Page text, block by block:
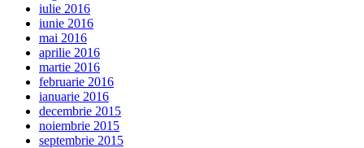
iulie 2016
iunie 2016
mai 2016
aprilie 2016
martie 2016
februarie 2016
ianuarie 2016
decembrie 2015
noiembrie 2015
septembrie 2015